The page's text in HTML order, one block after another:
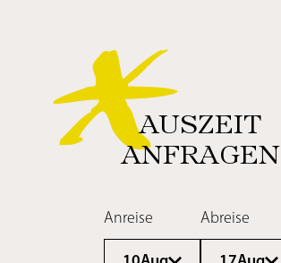
AUSZEIT
ANFRAGEN
Anreise Abreise